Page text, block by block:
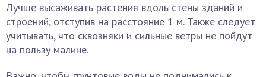
Лучше высаживать растения вдоль стены зданий и
строений, отступив на расстояние 1 м. Также следует
учитывать, что сквозняки и сильные ветры не пойдут
на пользу малине.